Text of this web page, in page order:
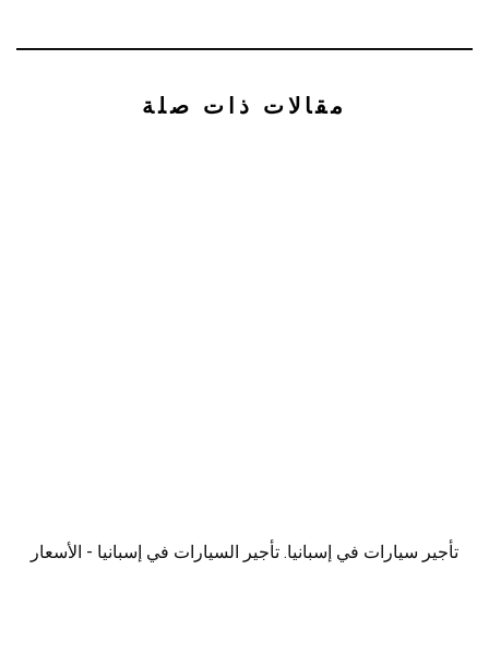
مقالات ذات صلة
تأجير سيارات في إسبانيا. تأجير السيارات في إسبانيا - الأسعار